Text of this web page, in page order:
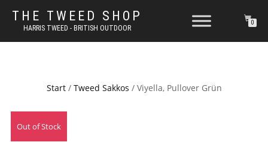
THE TWEED SHOP
HARRIS TWEED - BRITISH OUTDOOR
0
Start/ Tweed Sakkos / Viyella, Pullover Grün
Out of Stock